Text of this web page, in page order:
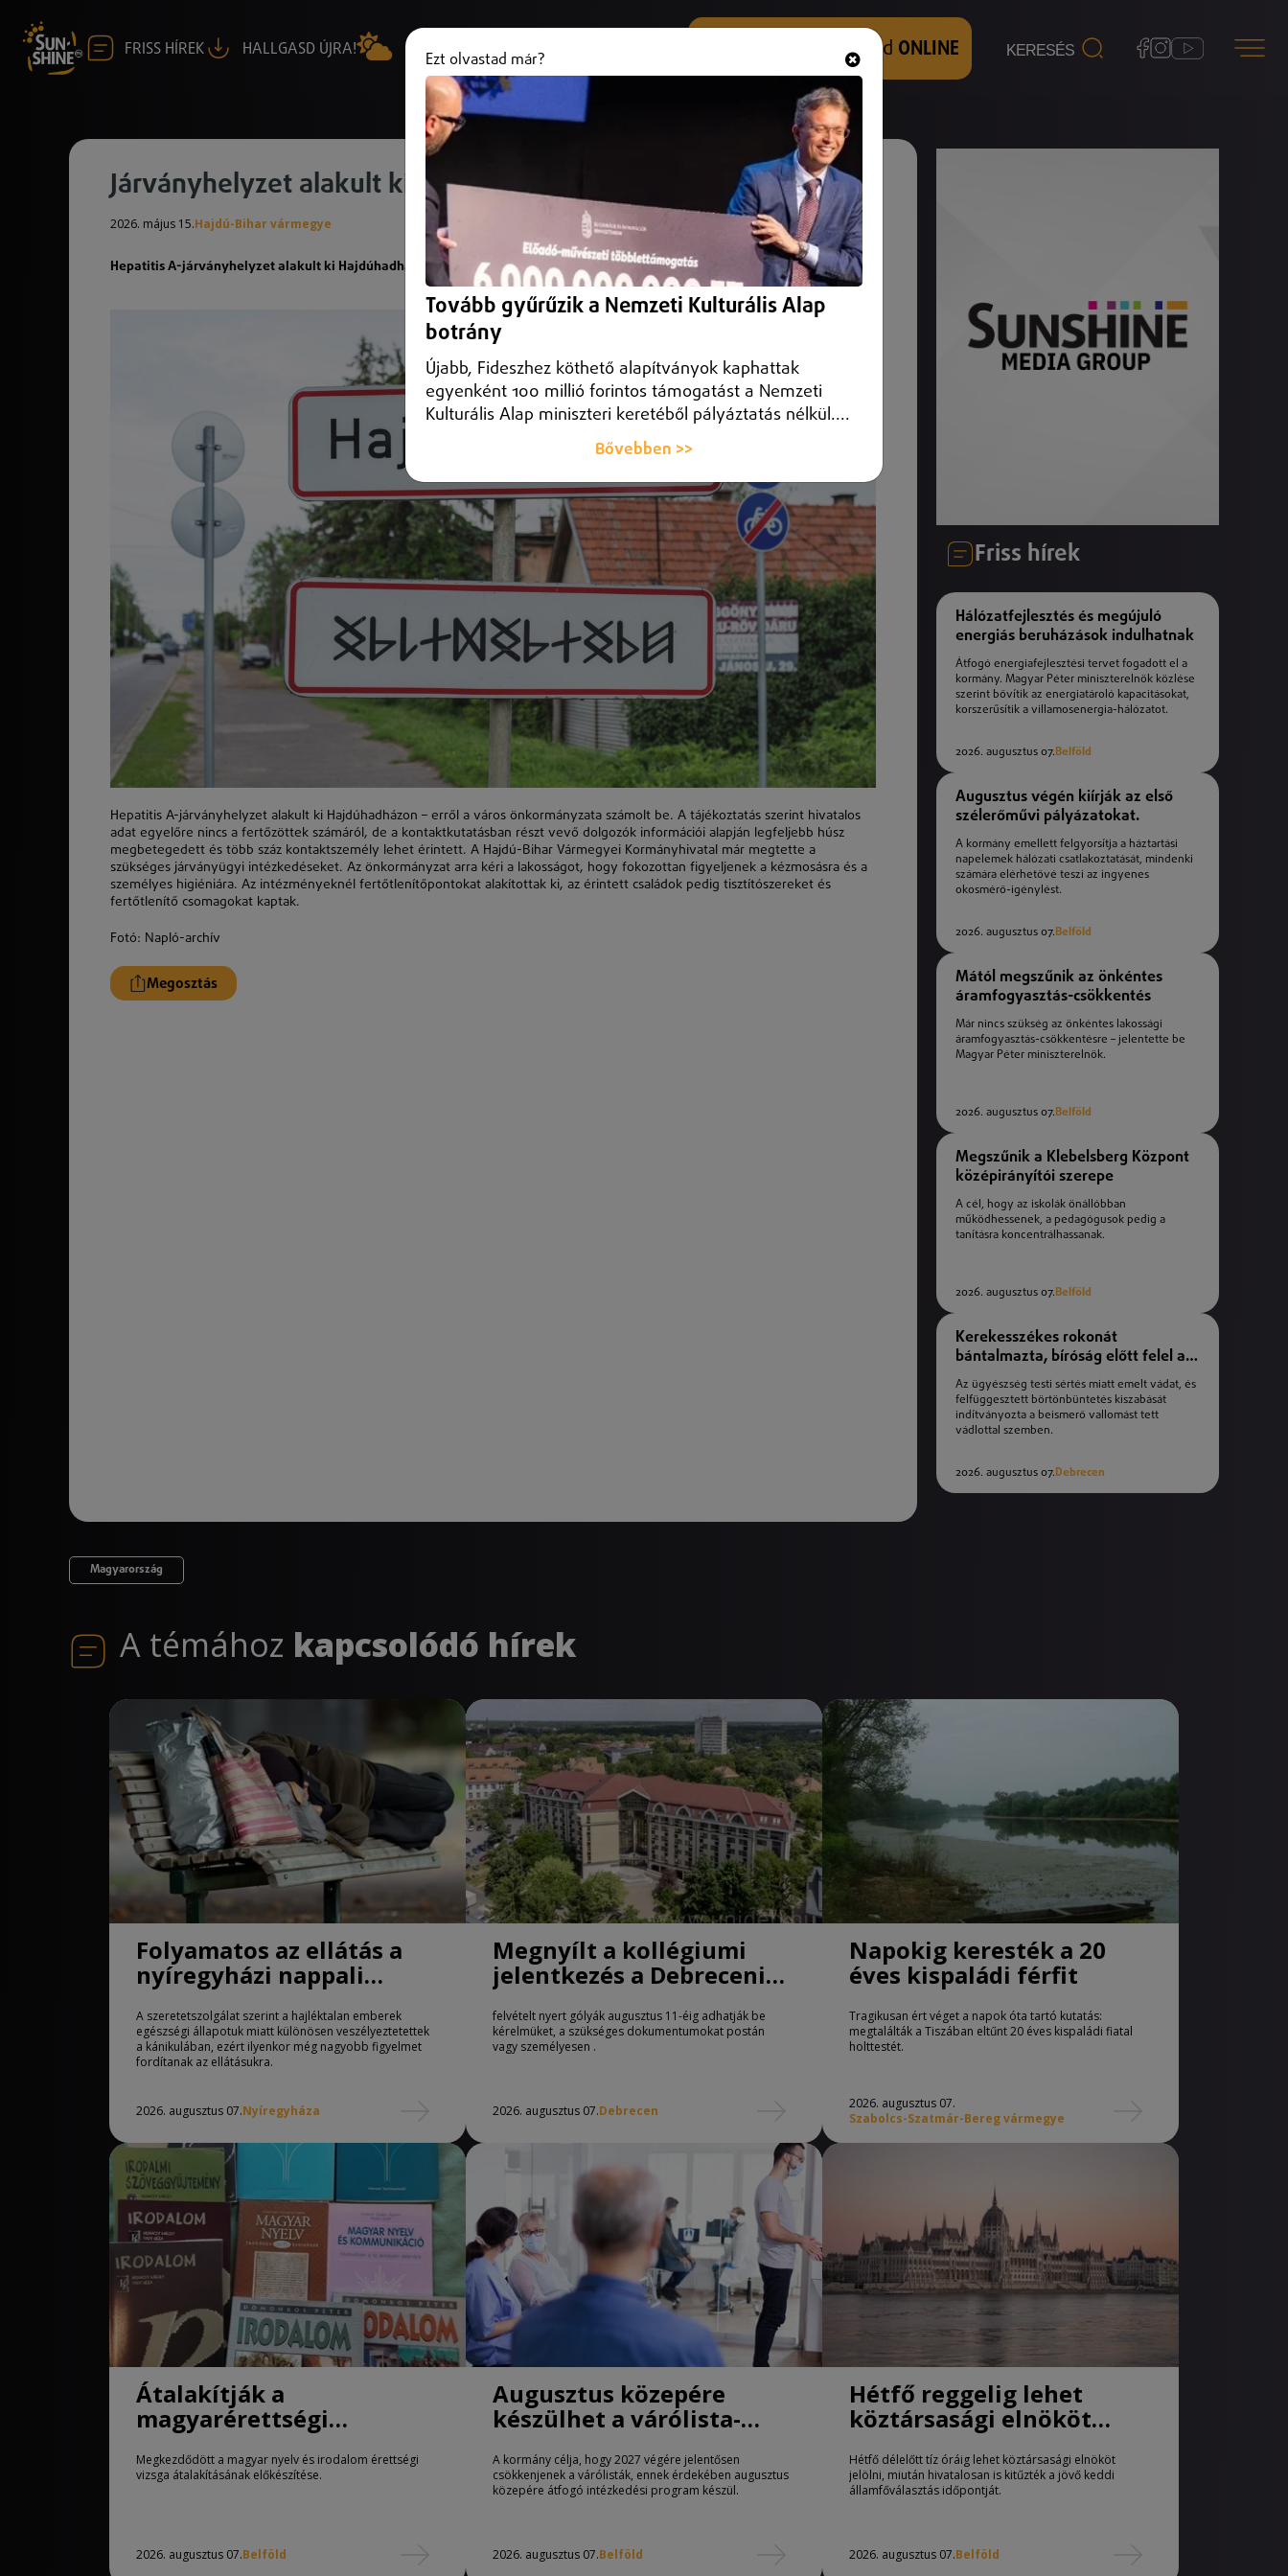
FRISS HÍREK HALLGASD ÚJRA! +36 (20) 316 3000 Hallgasd és nézd ONLINE
Járványhelyzet alakult ki Hajdú-Biharban
2026. május 15.Hajdú-Bihar vármegye
Hepatitis A-járványhelyzet alakult ki Hajdúhadházon – erről a város önkormányzata számolt be.
Hepatitis A-járványhelyzet alakult ki Hajdúhadházon – erről a város önkormányzata számolt be. A tájékoztatás szerint hivatalos
adat egyelőre nincs a fertőzöttek számáról, de a kontaktkutatásban részt vevő dolgozók információi alapján legfeljebb húsz
megbetegedett és több száz kontaktszemély lehet érintett. A Hajdú-Bihar Vármegyei Kormányhivatal már megtette a
szükséges járványügyi intézkedéseket. Az önkormányzat arra kéri a lakosságot, hogy fokozottan figyeljenek a kézmosásra és a
személyes higiéniára. Az intézményeknél fertőtlenítőpontokat alakítottak ki, az érintett családok pedig tisztítószereket és
fertőtlenítő csomagokat kaptak.
Fotó: Napló-archív
Megosztás
Friss hírek
Hálózatfejlesztés és megújuló
energiás beruházások indulhatnak
Átfogó energiafejlesztési tervet fogadott el a
kormány. Magyar Péter miniszterelnök közlése
szerint bővítik az energiatároló kapacitásokat,
korszerűsítik a villamosenergia-hálózatot.
2026. augusztus 07.Belföld
Augusztus végén kiírják az első
szélerőművi pályázatokat.
A kormány emellett felgyorsítja a háztartási
napelemek hálózati csatlakoztatását, mindenki
számára elérhetővé teszi az ingyenes
okosmérő-igénylést.
2026. augusztus 07.Belföld
Mától megszűnik az önkéntes
áramfogyasztás-csökkentés
Már nincs szükség az önkéntes lakossági
áramfogyasztás-csökkentésre – jelentette be
Magyar Péter miniszterelnök.
2026. augusztus 07.Belföld
Megszűnik a Klebelsberg Központ
középirányítói szerepe
A cél, hogy az iskolák önállóbban
működhessenek, a pedagógusok pedig a
tanításra koncentrálhassanak.
2026. augusztus 07.Belföld
Kerekesszékes rokonát
bántalmazta, bíróság előtt felel a
férfi
Az ügyészség testi sértés miatt emelt vádat, és
felfüggesztett börtönbüntetés kiszabását
indítványozta a beismerő vallomást tett
vádlottal szemben.
2026. augusztus 07.Debrecen
Magyarország
A témához kapcsolódó hírek
Folyamatos az ellátás a
nyíregyházi nappali
melegedőben
A szeretetszolgálat szerint a hajléktalan emberek
egészségi állapotuk miatt különösen veszélyeztetettek
a kánikulában, ezért ilyenkor még nagyobb figyelmet
fordítanak az ellátásukra.
2026. augusztus 07.Nyíregyháza
Megnyílt a kollégiumi
jelentkezés a Debreceni
Egyetemen
felvételt nyert gólyák augusztus 11-éig adhatják be
kérelmüket, a szükséges dokumentumokat postán
vagy személyesen .
2026. augusztus 07.Debrecen
Napokig keresték a 20
éves kispaládi férfit
Tragikusan ért véget a napok óta tartó kutatás:
megtalálták a Tiszában eltűnt 20 éves kispaládi fiatal
holttestét.
2026. augusztus 07.
Szabolcs-Szatmár-Bereg vármegye
Átalakítják a
magyarérettségi
követelményeit
Megkezdődött a magyar nyelv és irodalom érettségi
vizsga átalakításának előkészítése.
2026. augusztus 07.Belföld
Augusztus közepére
készülhet a várólista-
A kormány célja, hogy 2027 végére jelentősen
csökkenjenek a várólisták, ennek érdekében augusztus
közepére átfogó intézkedési program készül.
2026. augusztus 07.Belföld
Hétfő reggelig lehet
köztársasági elnököt
Hétfő délelőtt tíz óráig lehet köztársasági elnököt
jelölni, miután hivatalosan is kitűzték a jövő keddi
államfőválasztás időpontját.
2026. augusztus 07.Belföld
Ezt olvastad már?
Tovább gyűrűzik a Nemzeti Kulturális Alap
botrány
Újabb, Fideszhez köthető alapítványok kaphattak
egyenként 100 millió forintos támogatást a Nemzeti
Kulturális Alap miniszteri keretéből pályáztatás nélkül....
Bővebben >>